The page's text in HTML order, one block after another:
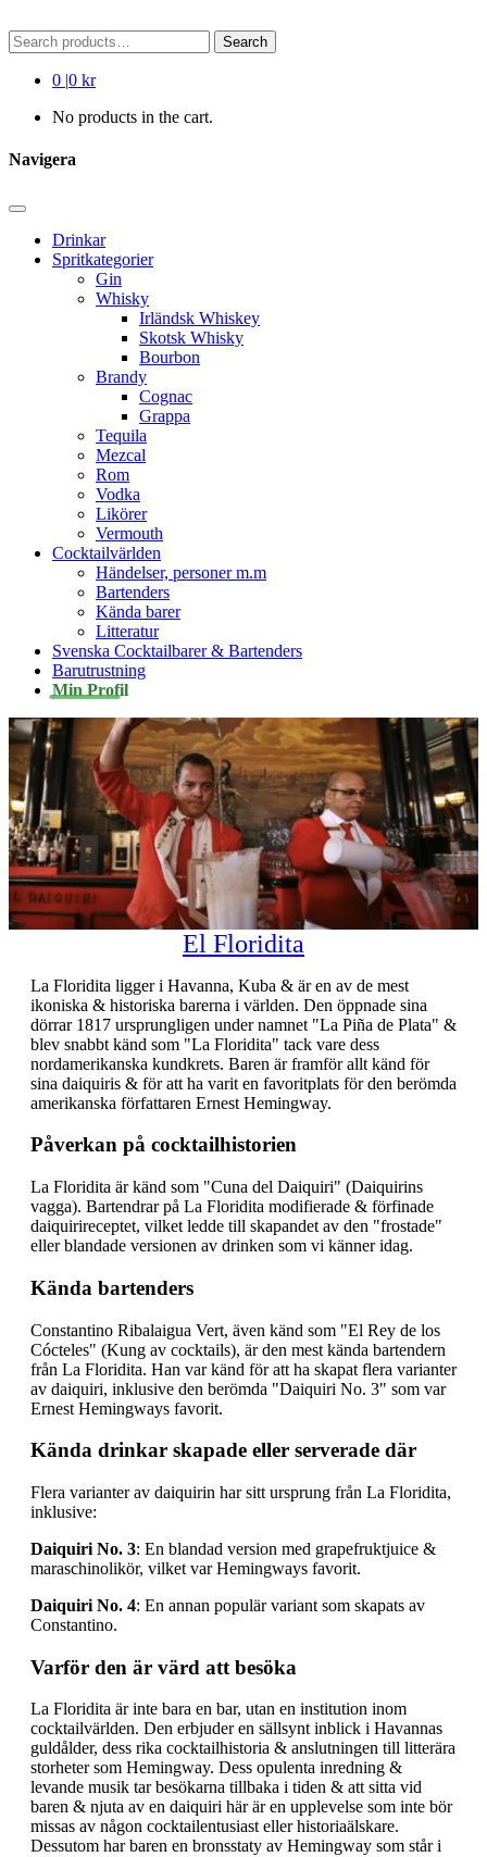
Search
for:
Search
0 |0 kr
No products in the cart.
Navigera
Drinkar
Spritkategorier
Gin
Whisky
Irländsk Whiskey
Skotsk Whisky
Bourbon
Brandy
Cognac
Grappa
Tequila
Mezcal
Rom
Vodka
Likörer
Vermouth
Cocktailvärlden
Händelser, personer m.m
Bartenders
Kända barer
Litteratur
Svenska Cocktailbarer & Bartenders
Barutrustning
Min Profil
El Floridita
La Floridita ligger i Havanna, Kuba & är en av de mest
ikoniska & historiska barerna i världen. Den öppnade sina
dörrar 1817 ursprungligen under namnet "La Piña de Plata" &
blev snabbt känd som "La Floridita" tack vare dess
nordamerikanska kundkrets. Baren är framför allt känd för
sina daiquiris & för att ha varit en favoritplats för den berömda
amerikanska författaren Ernest Hemingway.
Påverkan på cocktailhistorien
La Floridita är känd som "Cuna del Daiquiri" (Daiquirins
vagga). Bartendrar på La Floridita modifierade & förfinade
daiquirireceptet, vilket ledde till skapandet av den "frostade"
eller blandade versionen av drinken som vi känner idag.
Kända bartenders
Constantino Ribalaigua Vert, även känd som "El Rey de los
Cócteles" (Kung av cocktails), är den mest kända bartendern
från La Floridita. Han var känd för att ha skapat flera varianter
av daiquiri, inklusive den berömda "Daiquiri No. 3" som var
Ernest Hemingways favorit.
Kända drinkar skapade eller serverade där
Flera varianter av daiquirin har sitt ursprung från La Floridita,
inklusive:
Daiquiri No. 3: En blandad version med grapefruktjuice &
maraschinolikör, vilket var Hemingways favorit.
Daiquiri No. 4: En annan populär variant som skapats av
Constantino.
Varför den är värd att besöka
La Floridita är inte bara en bar, utan en institution inom
cocktailvärlden. Den erbjuder en sällsynt inblick i Havannas
guldålder, dess rika cocktailhistoria & anslutningen till litterära
storheter som Hemingway. Dess opulenta inredning &
levande musik tar besökarna tillbaka i tiden & att sitta vid
baren & njuta av en daiquiri här är en upplevelse som inte bör
missas av någon cocktailentusiast eller historiaälskare.
Dessutom har baren en bronsstaty av Hemingway som står i